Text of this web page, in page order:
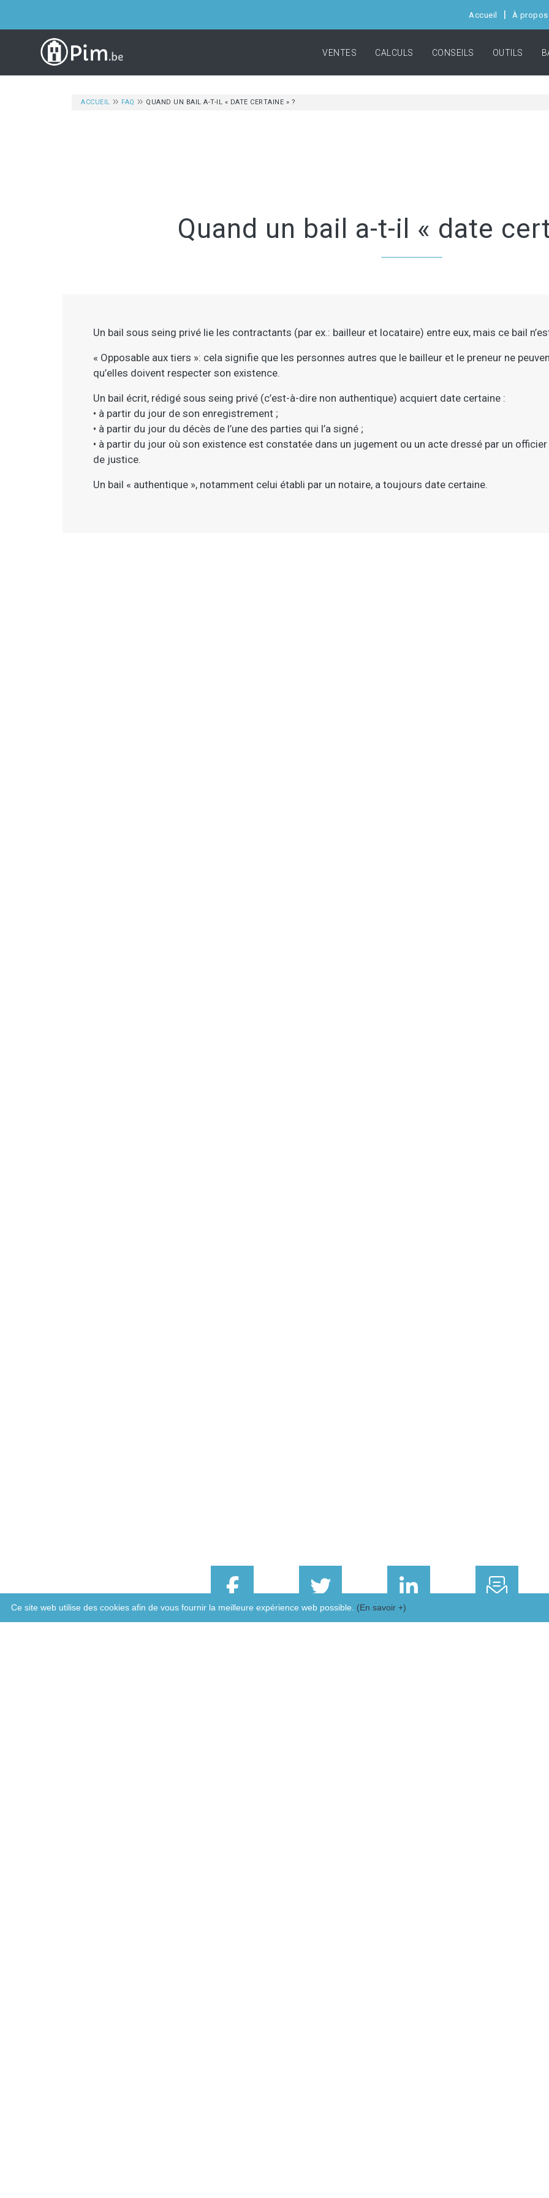
Accueil À propos
VENTES CALCULS CONSEILS OUTILS
ACCUEIL FAQ QUAND UN BAIL A-T-IL « DATE CERTAINE » ?
Quand un bail a-t-il « date
Un bail sous seing privé lie les contractants (par ex.: bailleur et locataire) entre eux, mais ce bail
« Opposable aux tiers »: cela signifie que les personnes autres que le bailleur et le preneur ne
qu’elles doivent respecter son existence.
Un bail écrit, rédigé sous seing privé (c’est-à-dire non authentique) acquiert date certaine :
• à partir du jour de son enregistrement ;
• à partir du jour du décès de l’une des parties qui l’a signé ;
• à partir du jour où son existence est constatée dans un jugement ou un acte dressé par un
de justice.
Un bail « authentique », notamment celui établi par un notaire, a toujours date certaine.
FACEBOOK TWITTER LINKEDIN EMAIL
Ce site web utilise des cookies afin de vous fournir la meilleure expérience web possible. (En savoir +)